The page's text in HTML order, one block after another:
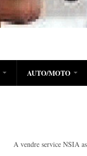
AUTO/MOTO
A vendre service NSIA